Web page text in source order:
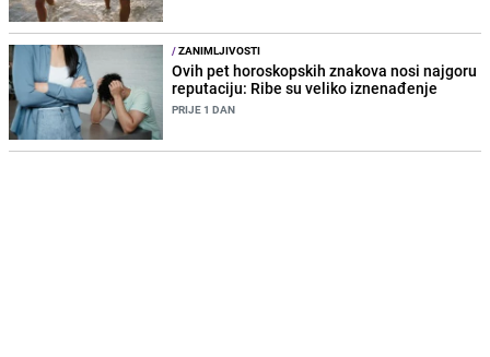
/ZANIMLJIVOSTI
Ovih pet horoskopskih znakova nosi najgoru
reputaciju: Ribe su veliko iznenađenje
PRIJE 1 DAN